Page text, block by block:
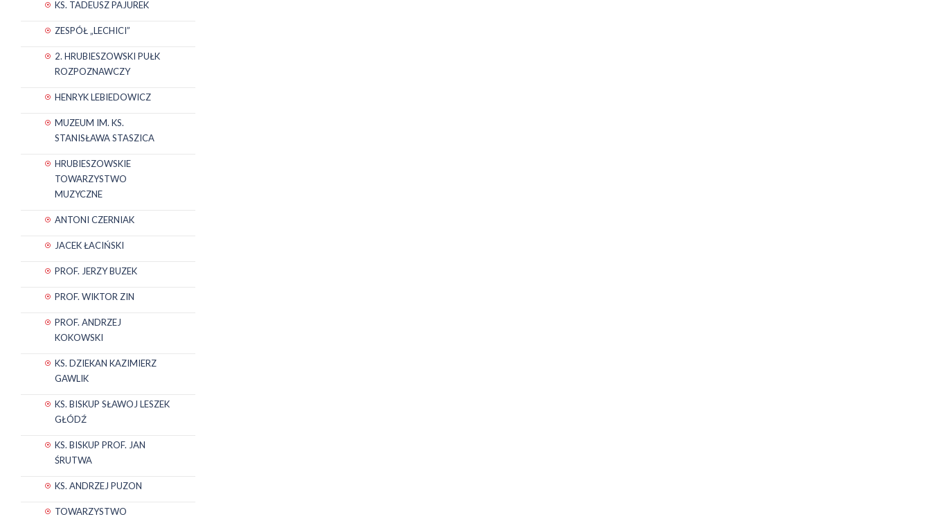
KS. TADEUSZ PAJUREK
ZESPÓŁ „LECHICI”
2. HRUBIESZOWSKI PUŁK
ROZPOZNAWCZY
HENRYK LEBIEDOWICZ
MUZEUM IM. KS.
STANISŁAWA STASZICA
HRUBIESZOWSKIE
TOWARZYSTWO
MUZYCZNE
ANTONI CZERNIAK
JACEK ŁACIŃSKI
PROF. JERZY BUZEK
PROF. WIKTOR ZIN
PROF. ANDRZEJ
KOKOWSKI
KS. DZIEKAN KAZIMIERZ
GAWLIK
KS. BISKUP SŁAWOJ LESZEK
GŁÓDŹ
KS. BISKUP PROF. JAN
ŚRUTWA
KS. ANDRZEJ PUZON
TOWARZYSTWO